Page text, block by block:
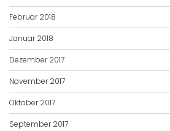
Februar 2018
Januar 2018
Dezember 2017
November 2017
Oktober 2017
September 2017